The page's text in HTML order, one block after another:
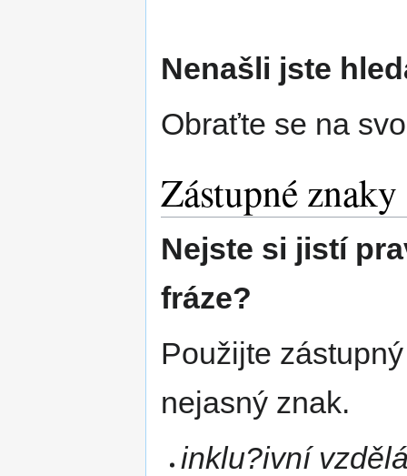
Nenašli jste
Obraťte se na
Zástupné znaky
Nejste si jistí
fráze?
Použijte
nejasný znak.
inklu?ivní